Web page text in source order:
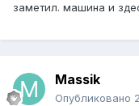
заметил. машина и
Massik
Опубликовано